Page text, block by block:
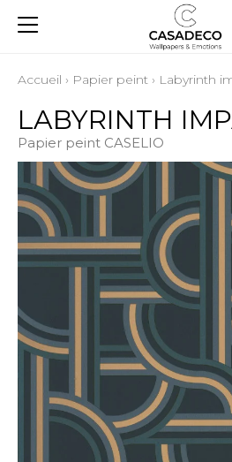
Accueil › Papier peint › Labyrinth
LABYRINTH
Papier peint CASELIO